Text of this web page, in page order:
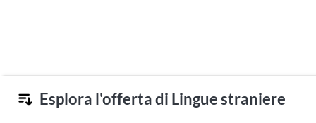
Esplora l'offerta di Lingue straniere